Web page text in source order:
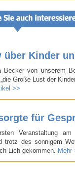
über Kinder
Becker von unserem
Große Lust der
>>
für
Veranstaltung
trotz des sonnigem
Lich gekommen. Mehr